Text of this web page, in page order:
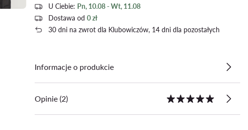
U Ciebie: Pn, 10.08 - Wt, 11.08
Dostawa od 0 zł
30 dni na zwrot dla Klubowiczów, 14 dni dla pozostałych
Informacje o produkcie
Opinie (2)